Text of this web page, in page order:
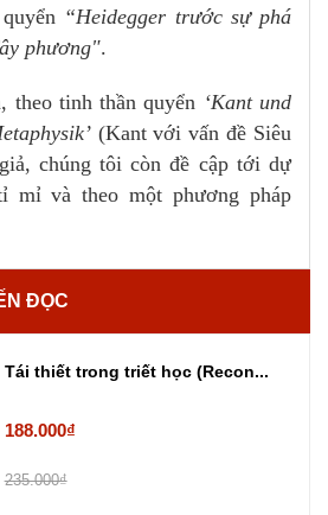
“Heidegger trước sự phá
phương".
theo tinh thần quyển ‘Kant und
(Kant với vấn đề Siêu
chúng tôi còn đề cập tới dự
mỉ và theo một phương pháp
ĐỌC
Tái thiết trong triết học (Recon...
188.000₫
235.000₫